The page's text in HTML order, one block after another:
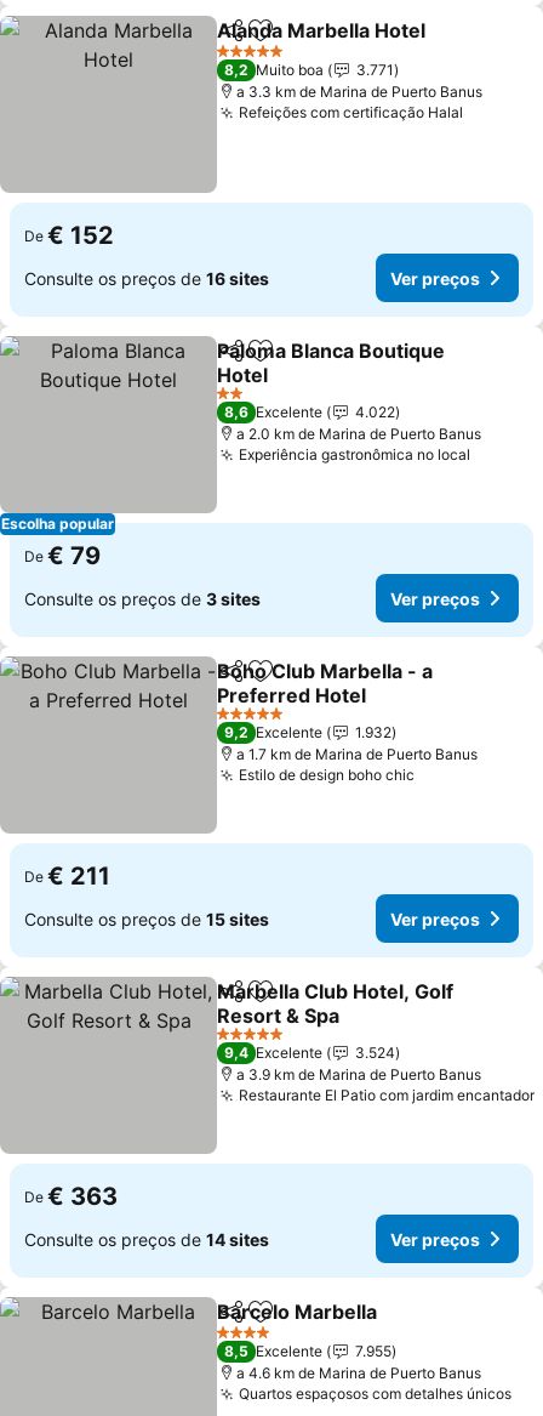
PartilharAdicionar aos favoritos
Alanda Marbella Hotel
5 Estrelas
8,2 Muito boa
3.771
a 3.3 km de Marina de Puerto Banus
Refeições com certificação Halal
De € 152
Consulte os preços de 16 sites Ver preços
Escolha popular
PartilharAdicionar aos favoritos
Paloma Blanca Boutique
Hotel
Ver preços
2 Estrelas
8,6 Excelente
4.022
a 2.0 km de Marina de Puerto Banus
Experiência gastronômica no local
De € 79
Consulte os preços de 3 sites Ver preços
PartilharAdicionar aos favoritos
Boho Club Marbella - a
Preferred Hotel
Ver preços
5 Estrelas
9,2 Excelente
1.932
a 1.7 km de Marina de Puerto Banus
Estilo de design boho chic
De € 211
Consulte os preços de 15 sites Ver preços
PartilharAdicionar aos favoritos
Marbella Club Hotel, Golf
Resort & Spa
Ver preços
5 Estrelas
9,4 Excelente
3.524
a 3.9 km de Marina de Puerto Banus
Restaurante El Patio com jardim encantador
De € 363
Consulte os preços de 14 sites Ver preços
PartilharAdicionar aos favoritos
Barcelo Marbella
4 Estrelas
8,5 Excelente
7.955
a 4.6 km de Marina de Puerto Banus
Quartos espaçosos com detalhes únicos